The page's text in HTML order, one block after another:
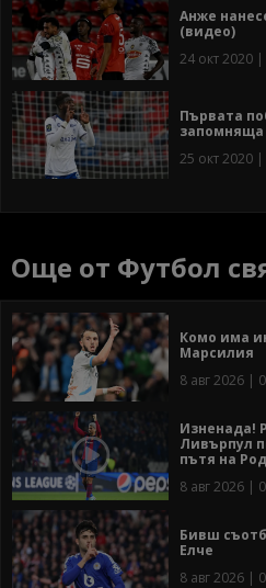
Анже
(видео)
24 окт 2020 |
Първата
запомняща
25 окт 2020
Още от Футбол
Комо има
Марсилия
8 авг 2026 |
Изненада!
Ливърпул
пътя на
8 авг 2026 |
Бивш
Елче
8 авг 2026 |